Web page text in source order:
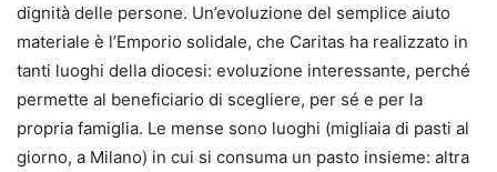
dignità delle persone. Un’evoluzione del semplice aiuto
materiale è l’Emporio solidale, che Caritas ha realizzato in
tanti luoghi della diocesi: evoluzione interessante, perché
permette al beneficiario di scegliere, per sé e per la
propria famiglia. Le mense sono luoghi (migliaia di pasti al
giorno, a Milano) in cui si consuma un pasto insieme: altra